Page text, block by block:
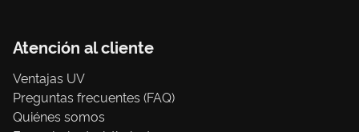
Atención al cliente
Ventajas UV
Preguntas frecuentes (FAQ)
Quiénes somos